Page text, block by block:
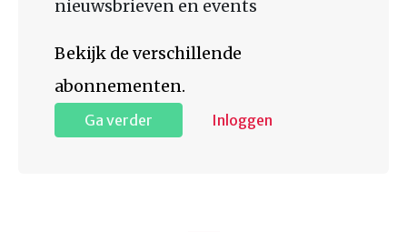
nieuwsbrieven en events
Bekijk de verschillende
abonnementen.
Ga verder Inloggen